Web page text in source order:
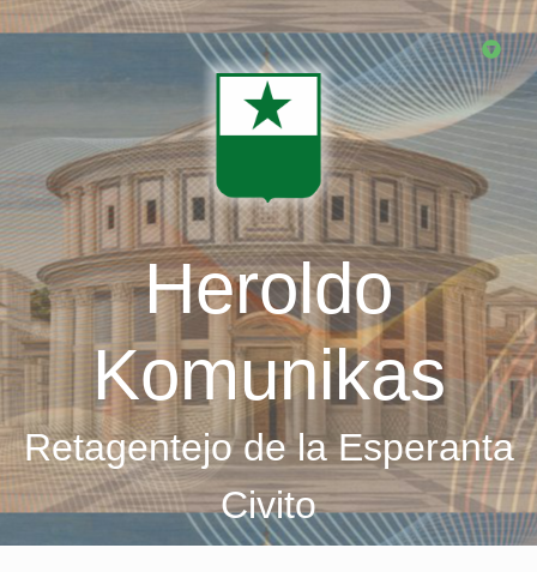
Skip
Heroldo
Komunikas
Retagentejo de la Esperanta
Civito